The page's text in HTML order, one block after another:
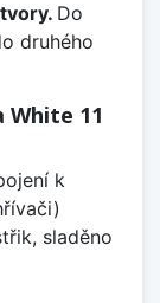
Do
druhého
White 11
k
sladěno